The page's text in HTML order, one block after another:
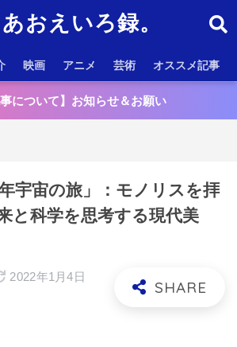
あおえいろ録。
映画 アニメ 芸術 オススメ記事
事について】お知らせ＆お願い
宇宙の旅」：モノリスを拝
と科学を思考する現代美
2022年1月4日